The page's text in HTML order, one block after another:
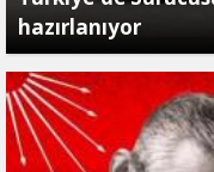
hazırlanıyor